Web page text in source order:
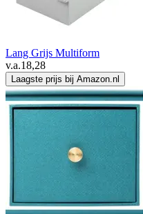
Lang Grijs Multiform
v.a.18,28
Laagste prijs bij Amazon.nl